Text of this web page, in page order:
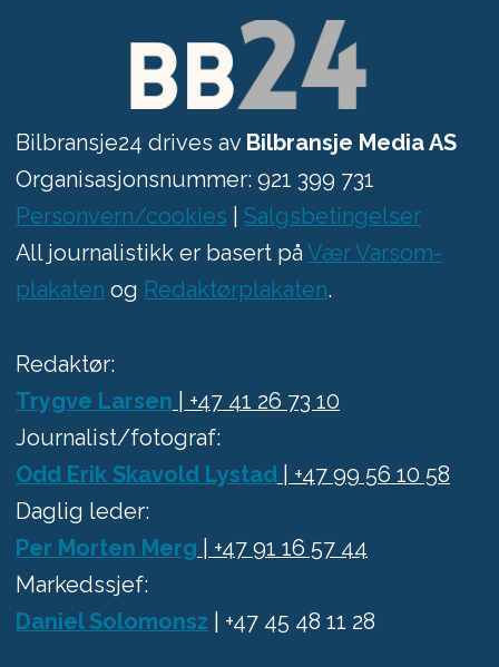
Bilbransje24 drives av Bilbransje Media AS
Organisasjonsnummer: 921 399 731
Personvern/cookies
Salgsbetingelser
All journalistikk er basert på Vær Varsom-
plakaten og Redaktørplakaten.
Redaktør:
Trygve Larsen | +47 41 26 73 10
Journalist/fotograf:
Odd Erik Skavold Lystad| +47 99 56 10 58
Daglig leder:
Per Morten Merg | +47 91 16 57 44
Markedssjef:
Daniel Solomonsz | +47 45 48 11 28